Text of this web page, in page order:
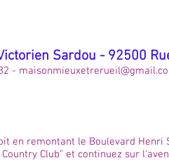
Sardou - 92500
-
en remontant le Boulevard Henri
Club" et continuez sur